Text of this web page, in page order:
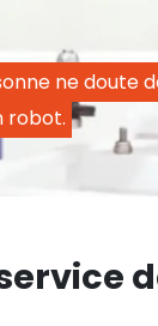
ne doute
robot.